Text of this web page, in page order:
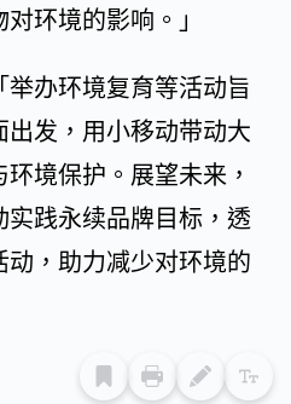
环境的影响。」
举办环境复育等活动旨
发，用小移动带动大
境保护。展望未来，
践永续品牌目标，透
，助力减少对环境的